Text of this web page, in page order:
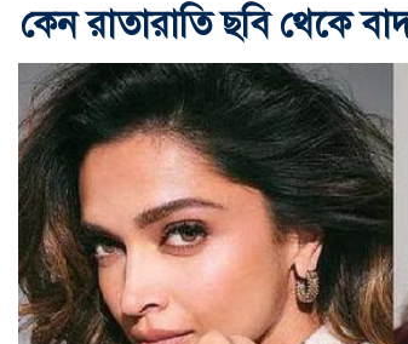
কেন রাতারাতি ছবি থেকে